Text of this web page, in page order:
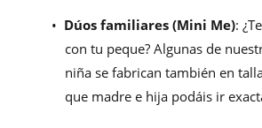
• Dúos familiares (Mini Me):
con tu peque? Algunas de
niña se fabrican también en
que madre e hija podáis ir